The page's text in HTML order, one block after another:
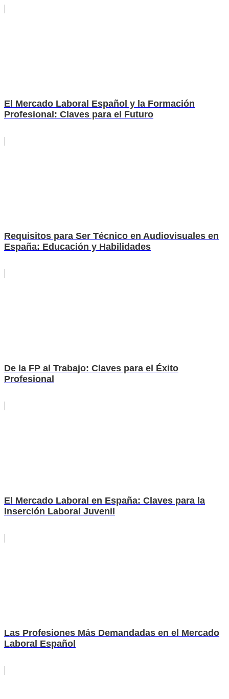
El Mercado Laboral Español y la Formación
Profesional: Claves para el Futuro
Requisitos para Ser Técnico en Audiovisuales en
España: Educación y Habilidades
De la FP al Trabajo: Claves para el Éxito
Profesional
El Mercado Laboral en España: Claves para la
Inserción Laboral Juvenil
Las Profesiones Más Demandadas en el Mercado
Laboral Español